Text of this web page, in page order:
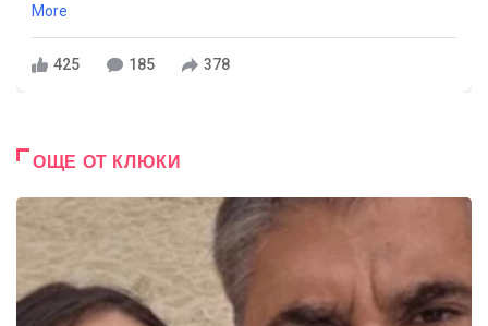
More
425 185 378
ОЩЕ ОТ КЛЮКИ